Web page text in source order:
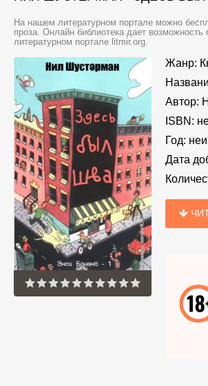
На нашем литературном портале можно
проза. Онлайн библиотека дает
литературном портале litmir.org.
Жанр:
Автор:
ISBN:
Год:
Дата